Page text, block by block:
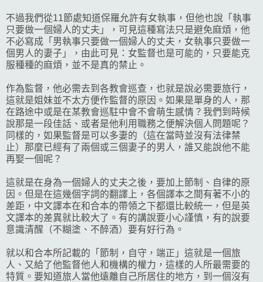
不過我們從11節處知道保羅允許有女執事，但他也說「執事
只要做一個婦人的丈夫」，可見這種寫法只是避免麻煩，他
不必寫成「男執事只要做一個婦人的丈夫，女執事只要做一
個男人的妻子」，由此可見：女監督也是可能的，只要能克
服種種的麻煩，並不是真的禁止。
作為監督，他必需去到各教會巡查，也就是說必需要旅行，
這就是姐妹並不太方便作監督的原因。如果是單身的人，那
在路途中或是在某教會巡駐中會不會萌生感情？我們到時候
說那是一段佳話、或者是他利用職務之便解決個人問題呢？
同樣的，如果監督是可以多妻的（這在當時並沒有法律禁
止）那麼已經有了兩個或三個妻子的男人，誰又能說他不能
再娶一個呢？
這就是在身為一個婦人的丈夫之後，要加上節制、自律的原
因。但是在這幾個字詞的翻譯上，各個譯本之間有著不小的
差距，中文譯本在和合本的帶領之下都還比較統一，但是英
文譯本的差異就比較大了。有的講說要小心謹慎，有的說要
意識清醒（不糊塗、不醉酒）要有好行為。
就以和合本所記載的「節制，自守，端正」這就是一個旅
人、又給了他監督他人和機構的權力，這樣的人所最需要的
特質。要知道旅人當他遠離自己所居住的地方，到一個沒有